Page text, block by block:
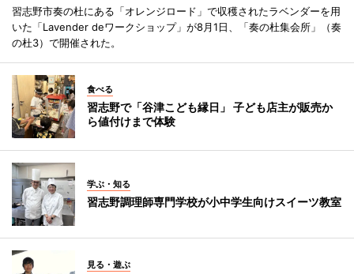
習志野市奏の杜にある「オレンジロード」で収穫されたラベンダーを用
いた「Lavender deワークショップ」が8月1日、「奏の杜集会所」（奏
の杜3）で開催された。
食べる
習志野で「谷津こども縁日」 子ども店主が販売か
ら値付けまで体験
学ぶ・知る
習志野調理師専門学校が小中学生向けスイーツ教室
見る・遊ぶ